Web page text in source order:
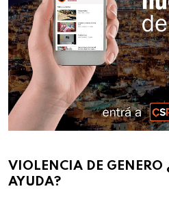
VIOLENCIA DE GENERO
AYUDA?